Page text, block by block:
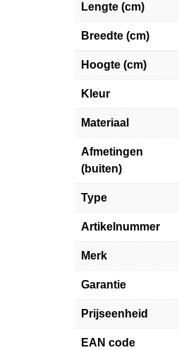
Lengte (cm)
Breedte (cm)
Hoogte (cm)
Kleur
Materiaal
Afmetingen
(buiten)
Type
Artikelnummer
Merk
Garantie
Prijseenheid
EAN code